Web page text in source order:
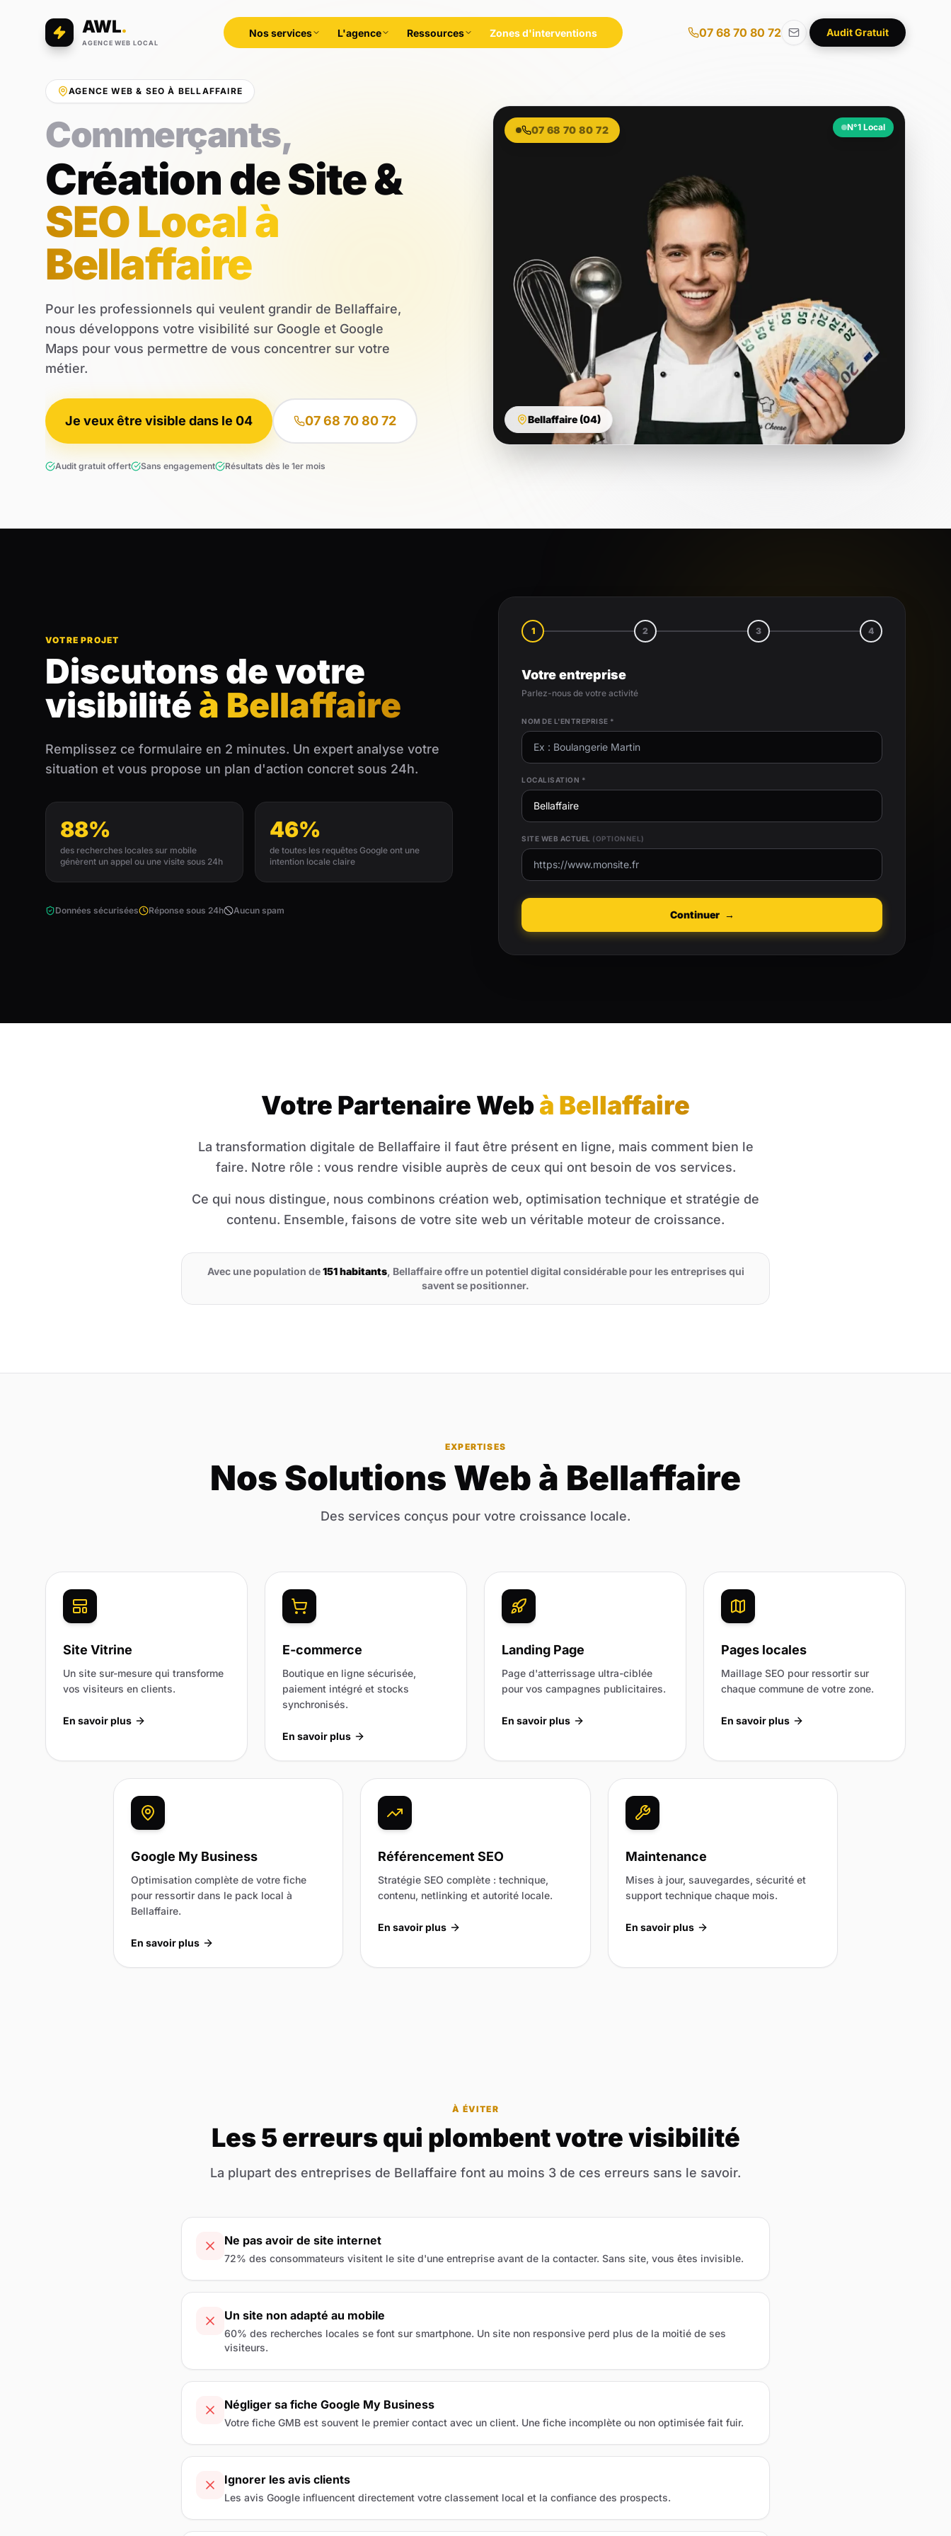
AWL.
AGENCE WEB LOCAL
Nos services L'agence Ressources Zones d'interventions 07 68 70 80 72 Audit Gratuit
AGENCE WEB & SEO À BELLAFFAIRE
Professions libérales,
Création de Site &
SEO Local à
Bellaffaire
Pour les professionnels qui veulent grandir de Bellaffaire,
nous développons votre visibilité sur Google et Google
Maps pour vous permettre de vous concentrer sur votre
métier.
Je veux être visible dans le 04 07 68 70 80 72
Audit gratuit offert Sans engagement Résultats dès le 1er mois
07 68 70 80 72
Bellaffaire (04)
N°1 Local
VOTRE PROJET
Discutons de votre
visibilité à Bellaffaire
Remplissez ce formulaire en 2 minutes. Un expert analyse votre
situation et vous propose un plan d'action concret sous 24h.
88%
des recherches locales sur mobile
génèrent un appel ou une visite sous 24h
46%
de toutes les requêtes Google ont une
intention locale claire
Données sécurisées Réponse sous 24h Aucun spam
1 2 3 4
Votre entreprise
Parlez-nous de votre activité
NOM DE L'ENTREPRISE *
LOCALISATION *
SITE WEB ACTUEL (OPTIONNEL)
Continuer →
Votre Partenaire Webà Bellaffaire
La transformation digitale de Bellaffaire il faut être présent en ligne, mais comment bien le
faire. Notre rôle : vous rendre visible auprès de ceux qui ont besoin de vos services.
Ce qui nous distingue, nous combinons création web, optimisation technique et stratégie de
contenu. Ensemble, faisons de votre site web un véritable moteur de croissance.
Avec une population de151 habitants, Bellaffaire offre un potentiel digital considérable pour les entreprises qui
savent se positionner.
EXPERTISES
Nos Solutions Web à Bellaffaire
Des services conçus pour votre croissance locale.
Site Vitrine
Un site sur-mesure qui transforme
vos visiteurs en clients.
En savoir plus
E-commerce
Boutique en ligne sécurisée,
paiement intégré et stocks
synchronisés.
En savoir plus
Landing Page
Page d'atterrissage ultra-ciblée
pour vos campagnes publicitaires.
En savoir plus
Pages locales
Maillage SEO pour ressortir sur
chaque commune de votre zone.
En savoir plus
Google My Business
Optimisation complète de votre fiche
pour ressortir dans le pack local à
Bellaffaire.
En savoir plus
Référencement SEO
Stratégie SEO complète : technique,
contenu, netlinking et autorité locale.
En savoir plus
Maintenance
Mises à jour, sauvegardes, sécurité et
support technique chaque mois.
En savoir plus
À ÉVITER
Les 5 erreurs qui plombent votre visibilité
La plupart des entreprises de Bellaffaire font au moins 3 de ces erreurs sans le savoir.
Ne pas avoir de site internet
72% des consommateurs visitent le site d'une entreprise avant de la contacter. Sans site, vous êtes invisible.
Un site non adapté au mobile
60% des recherches locales se font sur smartphone. Un site non responsive perd plus de la moitié de ses
visiteurs.
Négliger sa fiche Google My Business
Votre fiche GMB est souvent le premier contact avec un client. Une fiche incomplète ou non optimisée fait fuir.
Ignorer les avis clients
Les avis Google influencent directement votre classement local et la confiance des prospects.